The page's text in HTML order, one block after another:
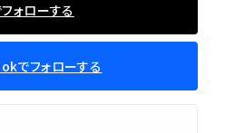
ォローする
でフォローする